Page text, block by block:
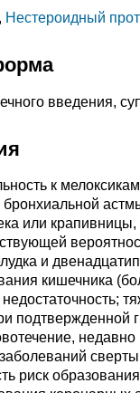
Нестероидный
введения,
к
бронхиальной
или
и
кишечника
подтвержденной
риск